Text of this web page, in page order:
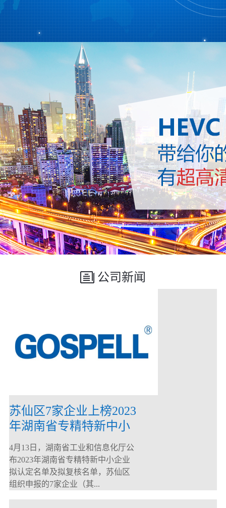
公司新闻
苏仙区7家企业上榜2023
年湖南省专精特新中小
企业
4月13日，湖南省工业和信息化厅公
布2023年湖南省专精特新中小企业
拟认定名单及拟复核名单，苏仙区
组织申报的7家企业（其...